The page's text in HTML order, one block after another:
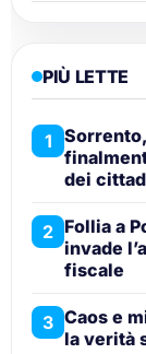
PIÙ LETTE
1
dei
2 Follia a
invade
fiscale
3 Caos e
la verità